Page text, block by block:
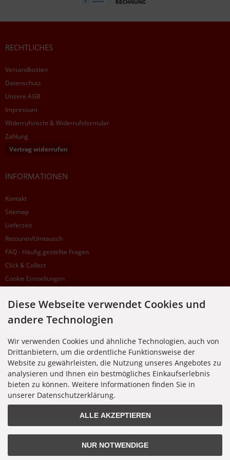
RECHTLICHES
Versandkosten
Datenschutz
Unsere AGB
Impressum
Widerrufsrecht & Widerrufsformular
Zahlung
Vertrag widerrufen
INFORMATIONEN
Kontakt
Sitemap
Lieferzeit
Retouren/Umtausch
FAQ - Häufig gestellte Fragen
Click & Collect
Cookie Einstellungen
SUPPORTHOTLINE
Zu laufenden Aufträgen oder Fragen allgemein:
Montag, Dienstag, Donnerstag, Freitag: 10:00 - 16:00 Uhr
Mittwoch: 10:00 - 18:00 Uhr
* Kosten: normaler Ortstarif DE, mit Flatratevertrag natürlich kostenlos. Aus dem
Ausland fallen die jeweils geltenden Auslandsgebühren an. Anrufe aus dem Handynetz
können abweichen.
Alle Preise inkl. gesetzl. MwSt. zzgl.Versandkosten. Die durchgestrichenen Preise
entsprechen dem bisherigen Preis bei Nixgut Onlineshop
Diese Webseite verwendet Cookies und
andere Technologien
Wir verwenden Cookies und ähnliche Technologien, auch von
Drittanbietern, um die ordentliche Funktionsweise der
Website zu gewährleisten, die Nutzung unseres Angebotes zu
analysieren und Ihnen ein bestmögliches Einkaufserlebnis
bieten zu können. Weitere Informationen finden Sie in
unserer Datenschutzerklärung.
ALLE AKZEPTIEREN
NUR NOTWENDIGE